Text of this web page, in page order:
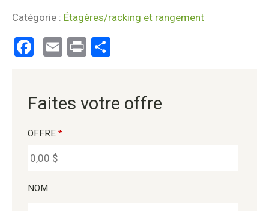
Catégorie : Étagères/racking et rangement
Facebook
EmailPrint
Faites votre offre
OFFRE *
NOM